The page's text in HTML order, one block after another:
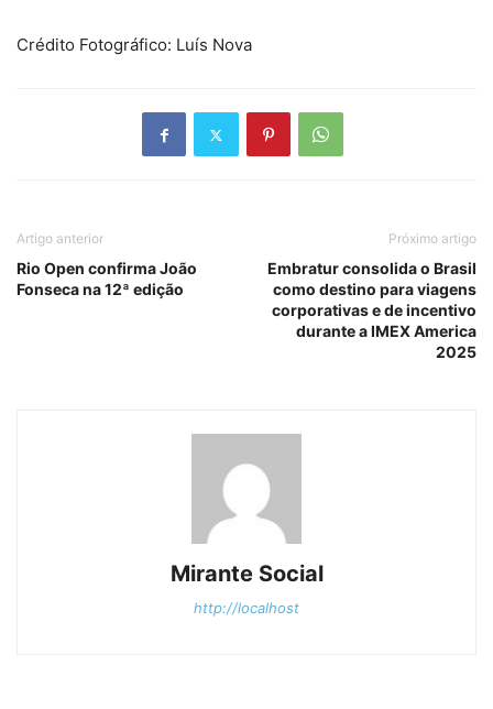
Crédito Fotográfico: Luís Nova
Artigo anterior
Rio Open confirma João
Fonseca na 12ª edição
Próximo artigo
Embratur consolida o Brasil
como destino para viagens
corporativas e de incentivo
durante a IMEX America
2025
Mirante Social
http://localhost